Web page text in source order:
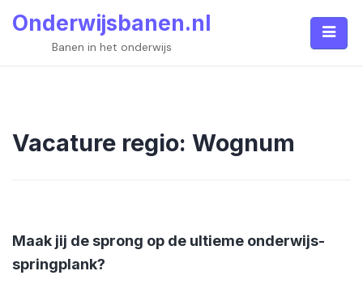
Onderwijsbanen.nl
Banen in het onderwijs
Vacature regio: Wognum
Maak jij de sprong op de ultieme onderwijs-
springplank?